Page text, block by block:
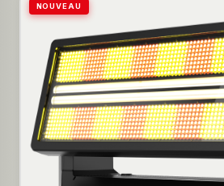
applications télévisuelles Optique • Zoom linéaire
motorisé de 3,5° à 53° • Système
résolution à double lentille avec un
Lentilles à bords tronqués de 70
de 210 mm • Verres trempés anti-
Caractéristiques • Mouvements › Pan 540° et Tilt 232°
› Résolution en 8 et 16 bits › Positionnement
extrêmement précis et mouvement
moteurs micropas haute précision › Repositionnement
automatique • Couleurs : › Synthèse additive RGB+L ›
NOUVEAU